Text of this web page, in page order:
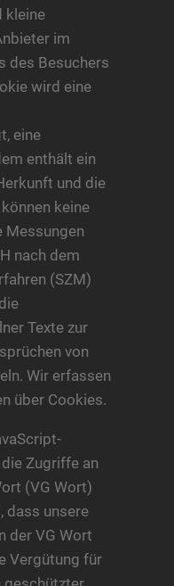
kleine
im
des Besuchers
wird eine
eine
enthält ein
und die
keine
Messungen
nach dem
(SZM)
Texte zur
von
Wir erfassen
über Cookies.
Zugriffe an
(VG Wort)
dass unsere
der VG Wort
Vergütung für